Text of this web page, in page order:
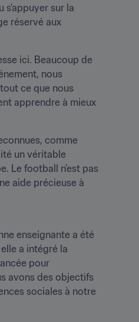
s'appuyer sur la
réservé aux
ici. Beaucoup de
nous
ce que nous
apprendre à mieux
comme
un véritable
Le football n'est pas
aide précieuse à
enseignante a été
a intégré la
pour
avons des objectifs
sociales à notre